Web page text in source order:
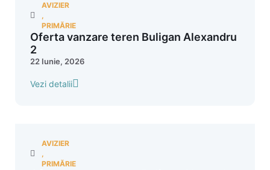
AVIZIER
,
PRIMĂRIE
Oferta vanzare teren Buligan Alexandru
2
22 Iunie, 2026
Vezi detalii
AVIZIER
,
PRIMĂRIE